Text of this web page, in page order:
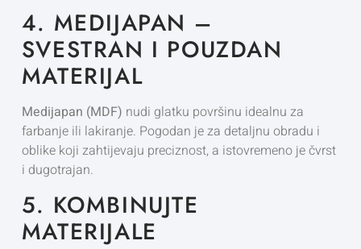
4. MEDIJAPAN –
SVESTRAN I POUZDAN
MATERIJAL
Medijapan (MDF) nudi glatku površinu idealnu za
farbanje ili lakiranje. Pogodan je za detaljnu obradu i
oblike koji zahtijevaju preciznost, a istovremeno je čvrst
i dugotrajan.
5. KOMBINUJTE
MATERIJALE